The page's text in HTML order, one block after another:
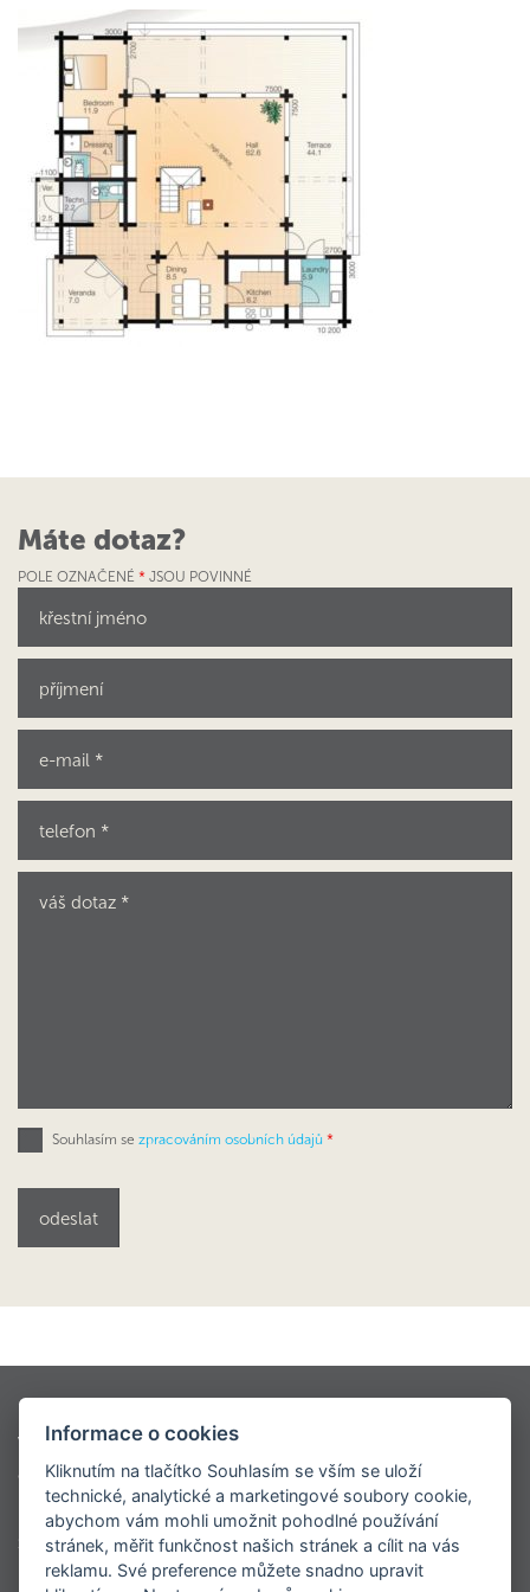
Máte dotaz?
POLE OZNAČENÉ * JSOU POVINNÉ
Souhlasím se zpracováním osobních údajů *
Kontio styly
Virtuální prohlídky
Modely dřevostaveb KONTIO
Ceník
O nás Napsali o nás
Realizace
Roubenky
Sruby
Velké luxusní srubové domy
Srubové chaty
Virtuální prohlídka centrály
Informace o cookies
Kliknutím na tlačítko Souhlasím se vším se uloží
technické, analytické a marketingové soubory cookie,
abychom vám mohli umožnit pohodlné používání
stránek, měřit funkčnost našich stránek a cílit na vás
reklamu. Své preference můžete snadno upravit